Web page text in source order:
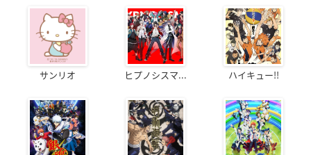
サンリオ ヒプノシスマ... ハイキュー!!